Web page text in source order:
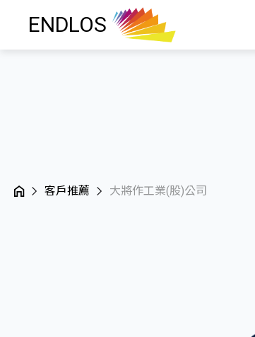
ENDLOS
客戶推薦 大將作工業(股)公司